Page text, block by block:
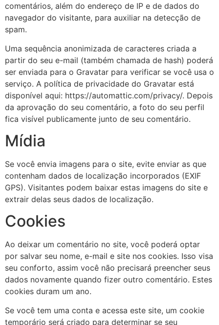
comentários, além do endereço de IP e de dados do
navegador do visitante, para auxiliar na detecção de
spam.
Uma sequência anonimizada de caracteres criada a
partir do seu e-mail (também chamada de hash) poderá
ser enviada para o Gravatar para verificar se você usa o
serviço. A política de privacidade do Gravatar está
disponível aqui: https://automattic.com/privacy/. Depois
da aprovação do seu comentário, a foto do seu perfil
fica visível publicamente junto de seu comentário.
Mídia
Se você envia imagens para o site, evite enviar as que
contenham dados de localização incorporados (EXIF
GPS). Visitantes podem baixar estas imagens do site e
extrair delas seus dados de localização.
Cookies
Ao deixar um comentário no site, você poderá optar
por salvar seu nome, e-mail e site nos cookies. Isso visa
seu conforto, assim você não precisará preencher seus
dados novamente quando fizer outro comentário. Estes
cookies duram um ano.
Se você tem uma conta e acessa este site, um cookie
temporário será criado para determinar se seu